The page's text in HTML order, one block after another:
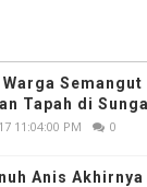
Warga Semangut
Tapah di
11:04:00 PM 0
Anis